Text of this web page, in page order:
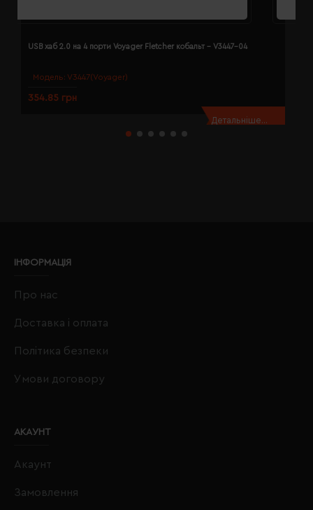
Модель: V3447(Voyager)
USB хаб 2.0 на 4 порти Voyager Fletcher кобальт - V3447-04
354.85 грн
Детальніше...
ІНФОРМАЦІЯ
Про нас
Доставка і оплата
Політика безпеки
Умови договору
АКАУНТ
Акаунт
Замовлення